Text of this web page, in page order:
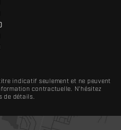
indicatif seulement et ne peuvent
contractuelle. N'hésitez
de détails.